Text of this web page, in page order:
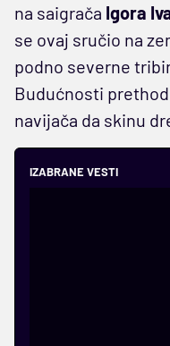
na saigrača Igora
se ovaj sručio na
podno severne
Budućnosti
navijača da skinu
IZABRANE VESTI